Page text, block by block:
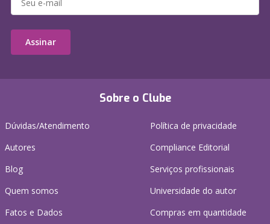
Sobre o Clube
Dúvidas/Atendimento
Autores
Blog
Quem somos
Fatos e Dados
Política de privacidade
Compliance Editorial
Serviços profissionais
Universidade do autor
Compras em quantidade
Assinar